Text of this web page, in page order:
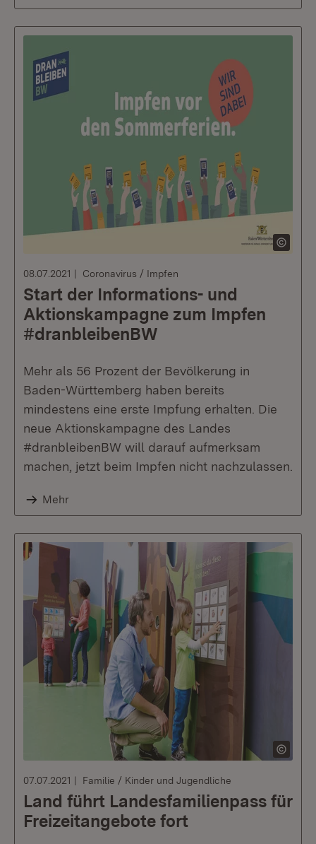
08.07.2021 Coronavirus / Impfen
Start der Informations- und
Aktionskampagne zum Impfen
#dranbleibenBW
Mehr als 56 Prozent der Bevölkerung in
Baden-Württemberg haben bereits
mindestens eine erste Impfung erhalten. Die
neue Aktionskampagne des Landes
#dranbleibenBW will darauf aufmerksam
machen, jetzt beim Impfen nicht nachzulassen.
Mehr
07.07.2021 Familie / Kinder und Jugendliche
Land führt Landesfamilienpass für
Freizeitangebote fort